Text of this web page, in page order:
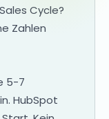
Cycle?
Zahlen
5-7
HubSpot